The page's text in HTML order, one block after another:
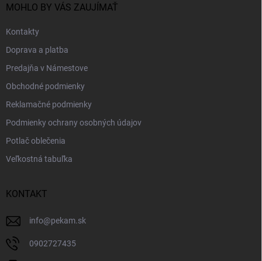
MOHLO BY VÁS ZAUJÍMAŤ
Kontakty
Doprava a platba
Predajňa v Námestove
Obchodné podmienky
Reklamačné podmienky
Podmienky ochrany osobných údajov
Potlač oblečenia
Veľkostná tabuľka
KONTAKT
info@pekam.sk
0902727435